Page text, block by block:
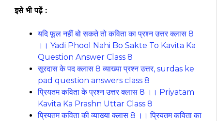
इसे भी पढ़ें :
यदि फूल नहीं बो सकते तो कविता का प्रश्न उत्तर क्लास 8
।। Yadi Phool Nahi Bo Sakte To Kavita Ka
Question Answer Class 8
सूरदास के पद क्लास 8 व्याख्या प्रश्न उत्तर, surdas ke
pad question answers class 8
प्रियतम कविता के प्रश्न उत्तर क्लास 8 ।। Priyatam
Kavita Ka Prashn Uttar Class 8
प्रियतम कविता की व्याख्या क्लास 8 ।। प्रियतम कविता का